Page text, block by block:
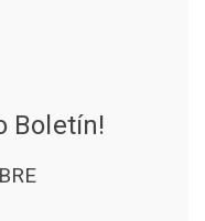
Boletín!